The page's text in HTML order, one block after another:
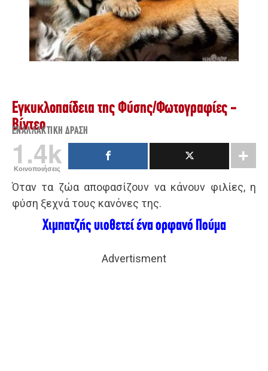
Εγκυκλοπαίδεια της Φύσης/Φωτογραφίες -
Βίντεο
ΕΝΑΛΛΑΚΤΙΚΉ ΔΡΆΣΗ
1.4k
Κοινοποιήσεις
Όταν τα ζώα αποφασίζουν να κάνουν φιλίες, η
φύση ξεχνά τους κανόνες της.
Χιμπατζής υιοθετεί ένα ορφανό Πούμα
Advertisment